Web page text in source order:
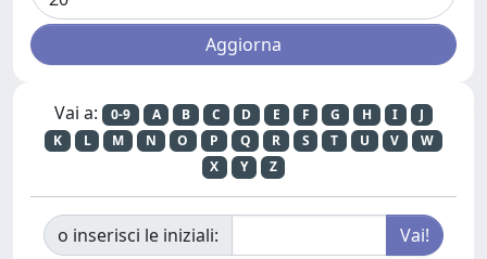
Vai a: 0-9 A B C D E F G H I
J
K
L M N O P Q R S T U V
W
X
Y Z
o inserisci le iniziali: